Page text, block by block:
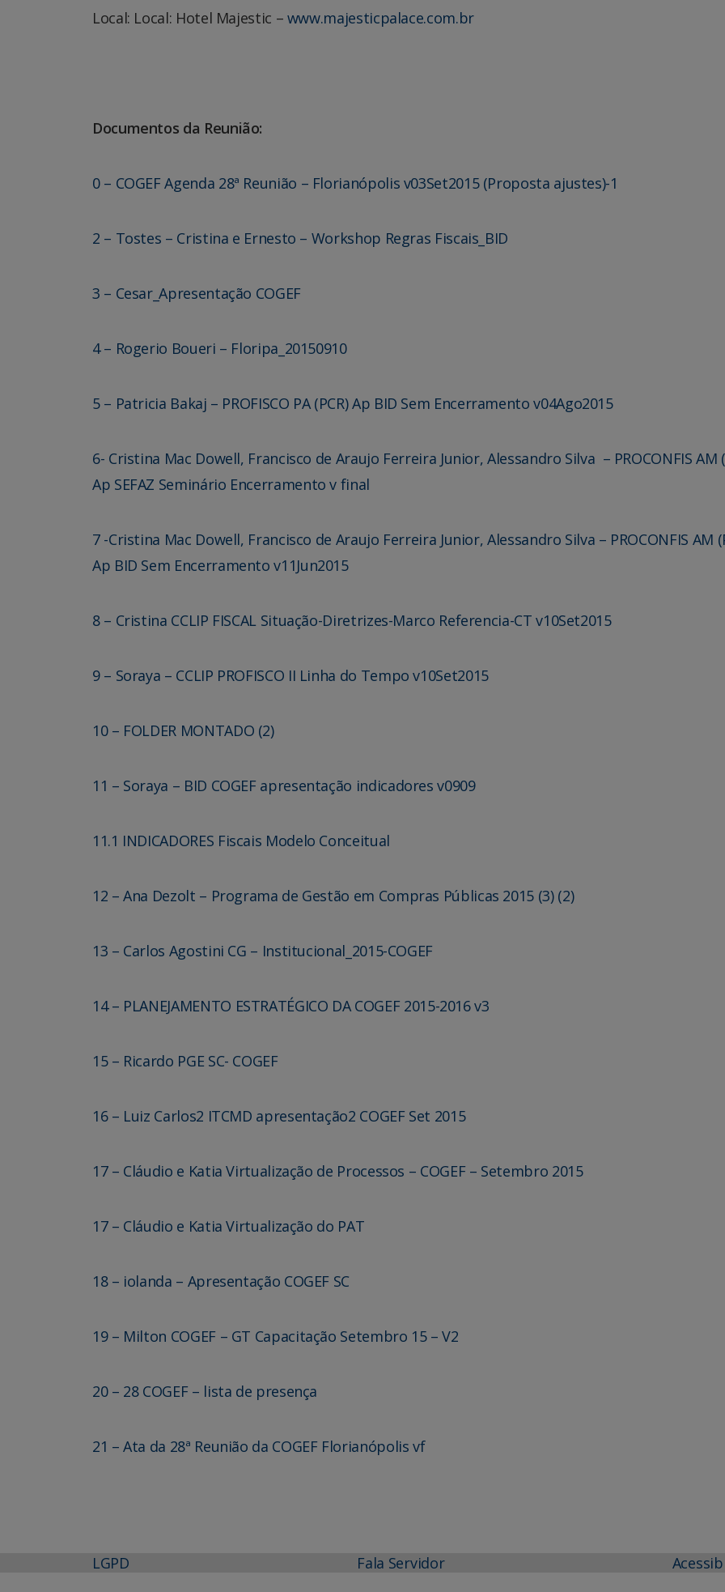
Local: Local: Hotel Majestic – www.majesticpalace.com.br
Documentos da Reunião:
0 – COGEF Agenda 28ª Reunião – Florianópolis v03Set2015 (Proposta ajustes)-1
2 – Tostes – Cristina e Ernesto – Workshop Regras Fiscais_BID
3 – Cesar_Apresentação COGEF
4 – Rogerio Boueri – Floripa_20150910
5 – Patricia Bakaj – PROFISCO PA (PCR) Ap BID Sem Encerramento v04Ago2015
6- Cristina Mac Dowell, Francisco de Araujo Ferreira Junior, Alessandro Silva – PROCONFIS AM
Ap SEFAZ Seminário Encerramento v final
7 -Cristina Mac Dowell, Francisco de Araujo Ferreira Junior, Alessandro Silva – PROCONFIS AM
Ap BID Sem Encerramento v11Jun2015
8 – Cristina CCLIP FISCAL Situação-Diretrizes-Marco Referencia-CT v10Set2015
9 – Soraya – CCLIP PROFISCO II Linha do Tempo v10Set2015
10 – FOLDER MONTADO (2)
11 – Soraya – BID COGEF apresentação indicadores v0909
11.1 INDICADORES Fiscais Modelo Conceitual
12 – Ana Dezolt – Programa de Gestão em Compras Públicas 2015 (3) (2)
13 – Carlos Agostini CG – Institucional_2015-COGEF
14 – PLANEJAMENTO ESTRATÉGICO DA COGEF 2015-2016 v3
15 – Ricardo PGE SC- COGEF
16 – Luiz Carlos2 ITCMD apresentação2 COGEF Set 2015
17 – Cláudio e Katia Virtualização de Processos – COGEF – Setembro 2015
17 – Cláudio e Katia Virtualização do PAT
18 – iolanda – Apresentação COGEF SC
19 – Milton COGEF – GT Capacitação Setembro 15 – V2
20 – 28 COGEF – lista de presença
21 – Ata da 28ª Reunião da COGEF Florianópolis vf
LGPD Fala Servidor